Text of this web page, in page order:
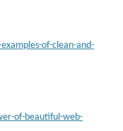
of-clean-and-
of-beautiful-web-